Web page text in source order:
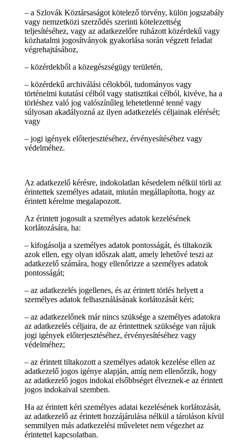
– a Szlovák Köztársaságot kötelező törvény, külön jogszabály
vagy nemzetközi szerződés szerinti kötelezettség
teljesítéséhez, vagy az adatkezelőre ruházott közérdekű vagy
közhatalmi jogosítványok gyakorlása során végzett feladat
végrehajtásához,
– közérdekből a közegészségügy területén,
– közérdekű archiválási célokból, tudományos vagy
történelmi kutatási célból vagy statisztikai célból, kivéve, ha a
törléshez való jog valószínűleg lehetetlenné tenné vagy
súlyosan akadályozná az ilyen adatkezelés céljainak elérését;
vagy
– jogi igények előterjesztéséhez, érvényesítéséhez vagy
védelméhez.
Az adatkezelő kérésre, indokolatlan késedelem nélkül törli az
érintettek személyes adatait, miután megállapította, hogy az
érintett kérelme megalapozott.
Az érintett jogosult a személyes adatok kezelésének
korlátozására, ha:
– kifogásolja a személyes adatok pontosságát, és tiltakozik
azok ellen, egy olyan időszak alatt, amely lehetővé teszi az
adatkezelő számára, hogy ellenőrizze a személyes adatok
pontosságát;
– az adatkezelés jogellenes, és az érintett törlés helyett a
személyes adatok felhasználásának korlátozását kéri;
– az adatkezelőnek már nincs szüksége a személyes adatokra
az adatkezelés céljaira, de az érintettnek szüksége van rájuk
jogi igények előterjesztéséhez, érvényesítéséhez vagy
védelméhez;
– az érintett tiltakozott a személyes adatok kezelése ellen az
adatkezelő jogos igénye alapján, amíg nem ellenőrzik, hogy
az adatkezelő jogos indokai elsőbbséget élveznek-e az érintett
jogos indokaival szemben.
Ha az érintett kéri személyes adatai kezelésének korlátozását,
az adatkezelő az érintett hozzájárulása nélkül a tároláson kívül
semmilyen más adatkezelési műveletet nem végezhet az
érintettel kapcsolatban.